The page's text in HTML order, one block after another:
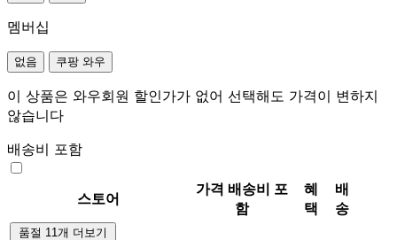
멤버십
없음 쿠팡 와우
이 상품은 와우회원 할인가가 없어 선택해도 가격이 변하지
않습니다
배송비 포함
스토어
가격 배송비 포
함
혜
택
배
송
품절 11개 더보기